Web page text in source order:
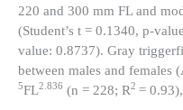
220 and 300 mm FL and
(Student’s t = 0.1340, p-
value: 0.8737). Gray
between males and
5FL2.836 (n = 228; R2 =